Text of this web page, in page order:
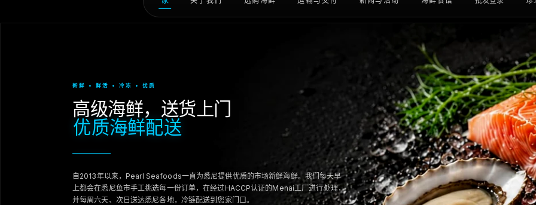
新鲜 • 鲜活 • 冷冻 • 优质
高级海鲜，送货上门
优质海鲜配送
自2013年以来，Pearl Seafoods一直为悉尼提供优质的市场新鲜海鲜。我们每天早
上都会在悉尼鱼市手工挑选每一份订单，在经过HACCP认证的Menai工厂进行处理，
并每周六天、次日送达悉尼各地，冷链配送到您家门口。